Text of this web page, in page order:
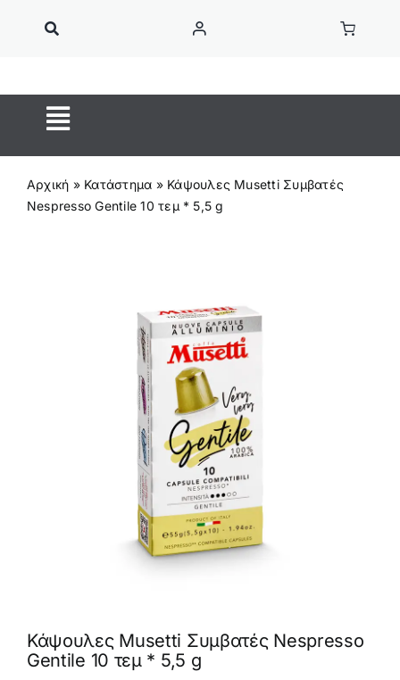
Toggle
Navigation
ΚΑΦΕΣ ESPRESSO
Κάψουλες Καφέ
Αρχική » Κατάστημα » Κάψουλες Musetti Συμβατές
Nespresso Gentile 10 τεμ * 5,5 g
Κάψουλες Musetti Συμβατές Nespresso
Gentile 10 τεμ * 5,5 g